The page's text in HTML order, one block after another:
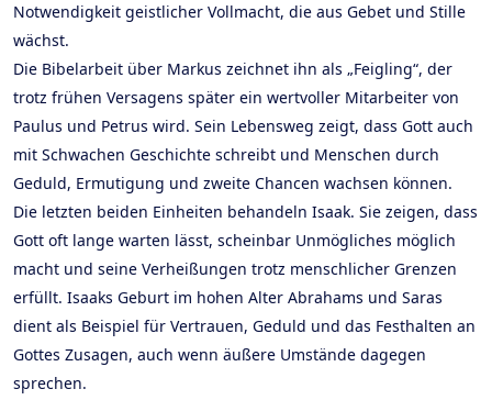
Notwendigkeit geistlicher Vollmacht, die aus Gebet und Stille
wächst.
Die Bibelarbeit über Markus zeichnet ihn als „Feigling“, der
trotz frühen Versagens später ein wertvoller Mitarbeiter von
Paulus und Petrus wird. Sein Lebensweg zeigt, dass Gott auch
mit Schwachen Geschichte schreibt und Menschen durch
Geduld, Ermutigung und zweite Chancen wachsen können.
Die letzten beiden Einheiten behandeln Isaak. Sie zeigen, dass
Gott oft lange warten lässt, scheinbar Unmögliches möglich
macht und seine Verheißungen trotz menschlicher Grenzen
erfüllt. Isaaks Geburt im hohen Alter Abrahams und Saras
dient als Beispiel für Vertrauen, Geduld und das Festhalten an
Gottes Zusagen, auch wenn äußere Umstände dagegen
sprechen.